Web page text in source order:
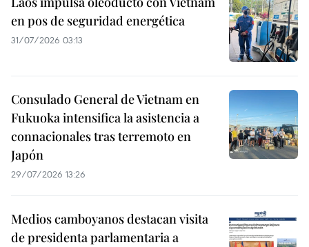
en pos de seguridad energética
31/07/2026 03:13
Consulado General de Vietnam en
Fukuoka intensifica la asistencia a
connacionales tras terremoto en
Japón
29/07/2026 13:26
Medios camboyanos destacan visita
de presidenta parlamentaria a